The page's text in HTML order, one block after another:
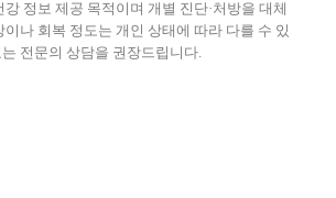
정보 제공 목적이며 개별 진단·처방을 대체
나 회복 정도는 개인 상태에 따라 다를 수 있
전문의 상담을 권장드립니다.